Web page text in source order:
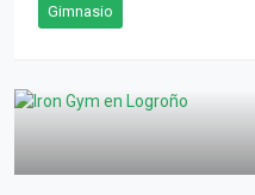
Gimnasio